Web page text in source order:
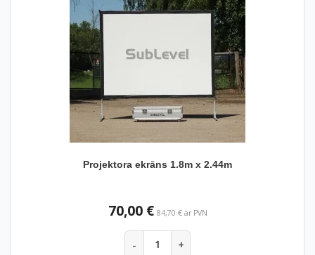
Projektora ekrāns 1.8m x 2.44m
70,00 € 84,70 € ar PVN
- +